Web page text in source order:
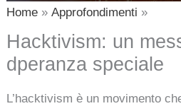
Home Approfondimenti
Hacktivism: un
dperanza speciale
L’hacktivism è un movimento